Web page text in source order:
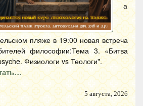
а
пляже в 19:00 новая встреча
философии:Тема 3. «Битва
Физиологи vs Теологи".
5 августа, 2026